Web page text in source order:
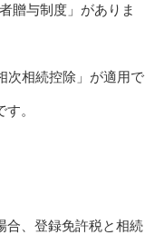
贈与制度」がありま
次相続控除」が適用で
。
合、登録免許税と相続